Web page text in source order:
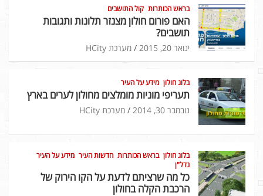
בראש הכותרות קול התושבים
האם פורום חולון מצנזר תלונות ותגובות
תושבים?
ינואר 20, 2015 מערכת HCity
בלוג חולון מידע על העיר
תעריפי מוניות מומלצים מחולון לערים בארץ
נובמבר 30, 2014 מערכת HCity
בלוג חולון בראש הכותרות חדשות העיר מידע על העיר
נדל"ן
כל מה שרציתם לדעת על הקו הירוק של
הרכבת הקלה בחולון